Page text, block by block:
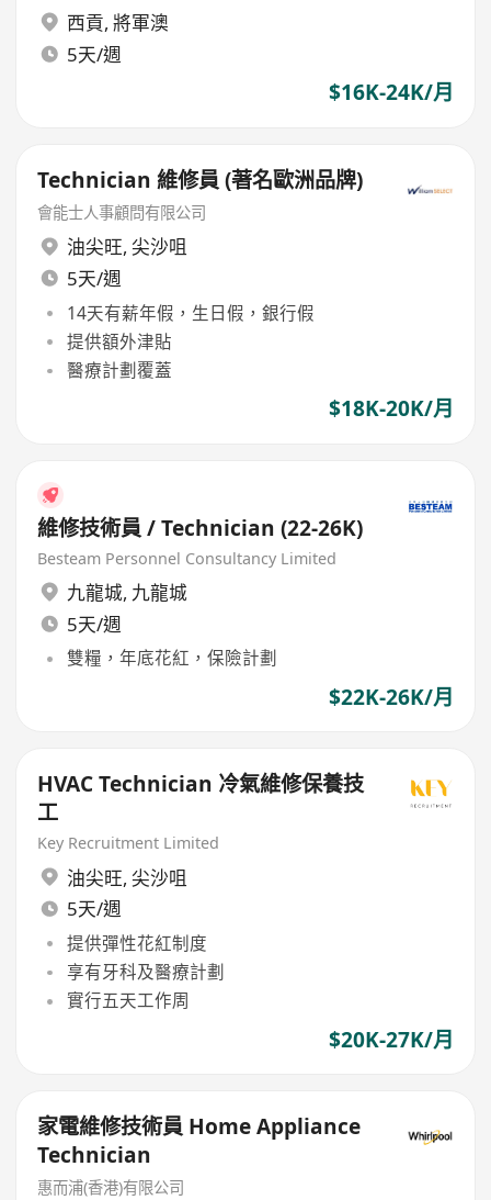
西貢, 將軍澳
5天/週
$16K-24K/月
Technician 維修員 (著名歐洲品牌)
會能士人事顧問有限公司
油尖旺, 尖沙咀
5天/週
14天有薪年假，生日假，銀行假
提供額外津貼
醫療計劃覆蓋
$18K-20K/月
維修技術員 / Technician (22-26K)
Besteam Personnel Consultancy Limited
九龍城, 九龍城
5天/週
雙糧，年底花紅，保險計劃
$22K-26K/月
HVAC Technician 冷氣維修保養技
工
Key Recruitment Limited
油尖旺, 尖沙咀
5天/週
提供彈性花紅制度
享有牙科及醫療計劃
實行五天工作周
$20K-27K/月
家電維修技術員 Home Appliance
Technician
惠而浦(香港)有限公司